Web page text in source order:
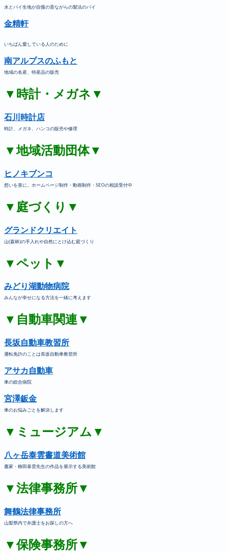
水とパイ生地が自慢の昔ながらの製法のパイ
金精軒
いちばん愛している人のために
南アルプスのふもと
地域の名産、特産品の販売
▼時計・メガネ▼
石川時計店
時計、メガネ、ハンコの販売や修理
▼地域活動団体▼
ヒノキブンコ
想いを形に。ホームページ制作・動画制作・SEOの相談受付中
▼庭づくり▼
グランドクリエイト
山(森林)の手入れや自然にとけ込む庭づくり
▼ペット▼
みどり湖動物病院
みんなが幸せになる方法を一緒に考えます
▼自動車関連▼
長坂自動車教習所
運転免許のことは長坂自動車教習所
アサカ自動車
車の総合病院
宮澤鈑金
車のお悩みごとを解決します
▼ミュージアム▼
八ヶ岳泰雲書道美術館
書家・柳田泰雲先生の作品を展示する美術館
▼法律事務所▼
舞鶴法律事務所
山梨県内で弁護士をお探しの方へ
▼保険事務所▼